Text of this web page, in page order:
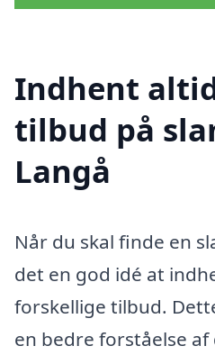
Indhent
tilbud på
Langå
Når du skal finde en
det en god idé at
forskellige tilbud.
en bedre forståelse af